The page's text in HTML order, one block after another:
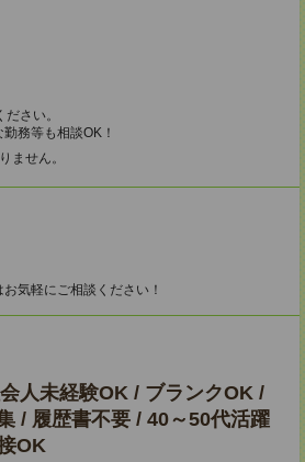
さい。
務等も相談OK！
ません。
気軽にご相談ください！
人未経験OK / ブランクOK /
/ 履歴書不要 / 40～50代活躍
OK